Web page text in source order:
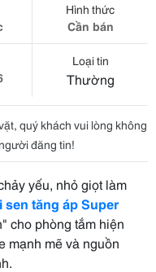
Hình thức
Cần bán
Loại tin
Thường
quý khách vui lòng không
đăng tin!
yếu, nhỏ giọt làm
sen tăng áp Super
cho phòng tắm hiện
mạnh mẽ và nguồn